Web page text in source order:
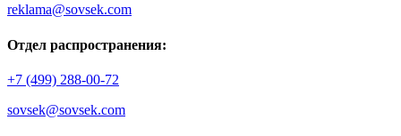
reklama@sovsek.com
Отдел распространения:
+7 (499) 288-00-72
sovsek@sovsek.com